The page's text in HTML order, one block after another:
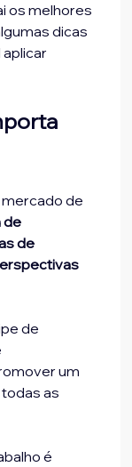
os melhores
dicas
de
de
de
de
um
as
é